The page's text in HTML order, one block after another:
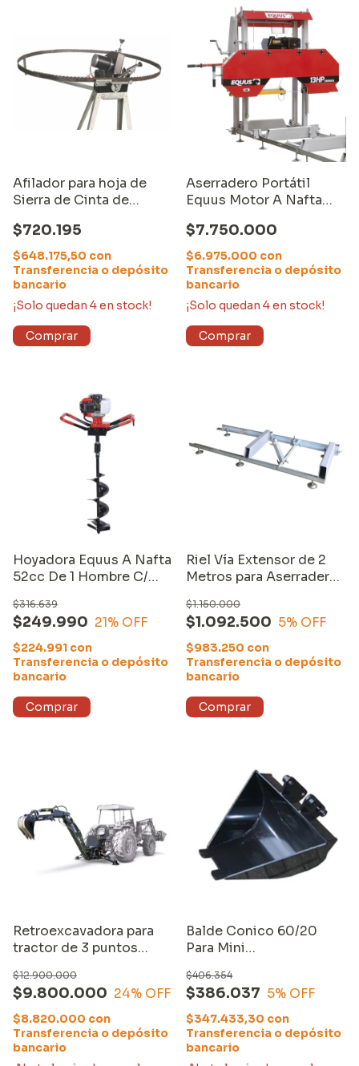
Afilador para hoja de
Sierra de Cinta de
$720.195
$648.175,50 con
Transferencia o depósito
bancario
¡Solo quedan 4en stock!
Aserradero Portátil
Equus Motor A Nafta
$7.750.000
$6.975.000 con
Transferencia o depósito
bancario
¡Solo quedan 4en stock!
Hoyadora Equus A Nafta
52cc De 1 Hombre C/
$249.990
$316.639
21% OFF
$224.991 con
Transferencia o depósito
bancario
Riel Vía Extensor de 2
Metros para Aserradero
$1.092.500
$1.150.000
5% OFF
$983.250 con
Transferencia o depósito
bancario
Retroexcavadora para
tractor de 3 puntos
$9.800.000
$12.900.000
24% OFF
$8.820.000 con
Transferencia o depósito
bancario
Balde Conico 60/20
Para Mini
$386.037
$406.354
5% OFF
$347.433,30 con
Transferencia o depósito
bancario